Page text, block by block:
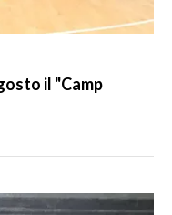
il "Camp